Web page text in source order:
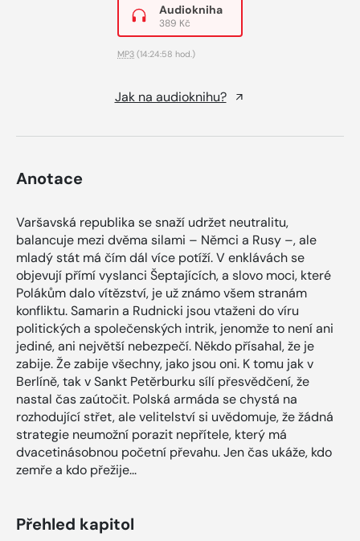
Audiokniha
389 Kč
MP3 (14:24:58 hod.)
Jak na audioknihu?
Anotace
Varšavská republika se snaží udržet neutralitu,
balancuje mezi dvěma silami – Němci a Rusy –, ale
mladý stát má čím dál více potíží. V enklávách se
objevují přímí vyslanci Šeptajících, a slovo moci, které
Polákům dalo vítězství, je už známo všem stranám
konfliktu. Samarin a Rudnicki jsou vtaženi do víru
politických a společenských intrik, jenomže to není ani
jediné, ani největší nebezpečí. Někdo přísahal, že je
zabije. Že zabije všechny, jako jsou oni. K tomu jak v
Berlíně, tak v Sankt Petěrburku sílí přesvědčení, že
nastal čas zaútočit. Polská armáda se chystá na
rozhodující střet, ale velitelství si uvědomuje, že žádná
strategie neumožní porazit nepřítele, který má
dvacetinásobnou početní převahu. Jen čas ukáže, kdo
zemře a kdo přežije...
Přehled kapitol